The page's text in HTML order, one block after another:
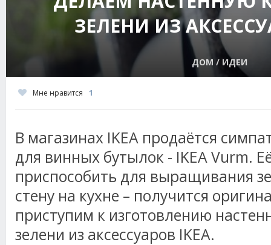
ЗЕЛЕНИ ИЗ
ДОМ / ИДЕИ
Мне нравится 1
В магазинах IKEA продаётся
для винных бутылок - IKEA Vurm.
приспособить для выращивания
стену на кухне – получится
приступим к изготовлению
зелени из аксессуаров IKEA.